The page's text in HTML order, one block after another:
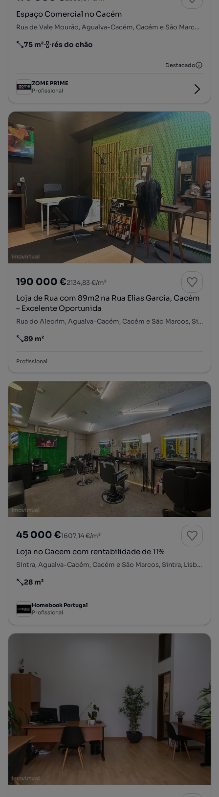
Espaço Comercial no Cacém
Rua de Vale Mourão, Agualva-Cacém, Cacém e São Marcos, Sintra, Lisboa
Preço por metro quadrado
75 m²
Andar rés do chão
Destacado
ZOME PR1ME
Profissional
190 000 €2134,83 €/m²
Loja de Rua com 89m2 na Rua Elias Garcia, Cacém
– Excelente Oportunida
Rua do Alecrim, Agualva-Cacém, Cacém e São Marcos, Sintra, Lisboa
Preço por metro quadrado
89 m²
Profissional
45 000 €1607,14 €/m²
Loja no Cacem com rentabilidade de 11%
Sintra, Agualva-Cacém, Cacém e São Marcos, Sintra, Lisboa
Preço por metro quadrado
28 m²
Homebook Portugal
Profissional